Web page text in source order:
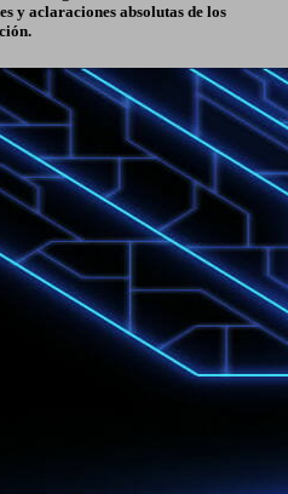
y aclaraciones absolutas de los